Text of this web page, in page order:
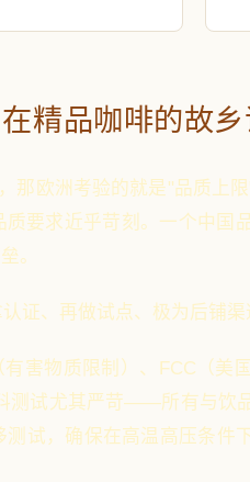
精品咖啡的故乡
那欧洲考验的就是"品质上
要求近乎苛刻。一个中国
。
证、再做试点、极为后铺渠
害物质限制）、FCC（美
测试尤其严苛——所有与饮
试，确保在高温高压条件